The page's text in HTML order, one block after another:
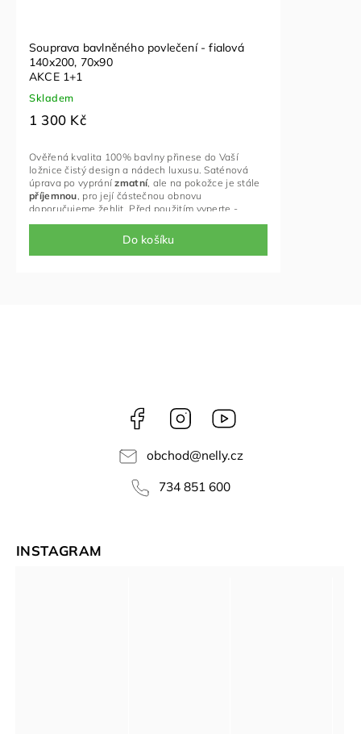
Souprava bavlněného povlečení - fialová
140x200, 70x90
AKCE 1+1
Skladem
1 300 Kč
Do košíku
Ověřená kvalita 100% bavlny přinese do Vaší
ložnice čistý design a nádech luxusu. Saténová
úprava po vypránízmatní, ale na pokožce je stále
příjemnou , pro její částečnou obnovu
doporučujeme žehlit. Před použitím vyperte -
Facebook Instagram
obchod@nelly.cz
734 851 600
INSTAGRAM